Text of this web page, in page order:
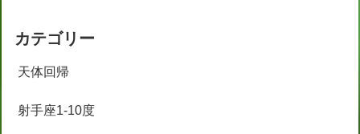
カテゴリー
天体回帰
射手座1-10度